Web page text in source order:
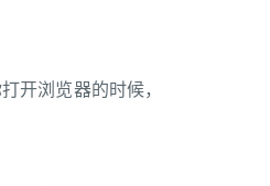
开浏览器的时候，